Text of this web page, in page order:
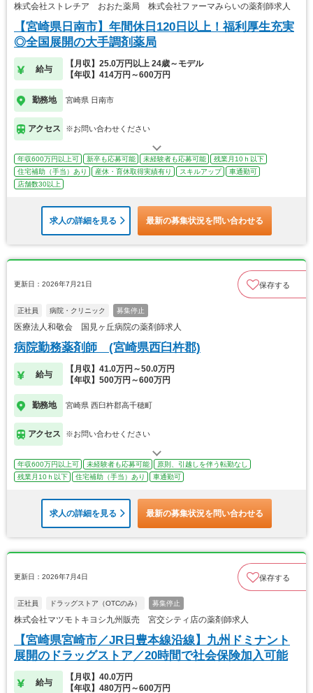
株式会社ストレチア おおた薬局 株式会社ファーマみらいの薬剤師求人
【宮崎県日南市】年間休日120日以上！福利厚生充実
◎全国展開の大手調剤薬局
給与
【月収】25.0万円以上 24歳～モデル
【年収】414万円～600万円
勤務地 宮崎県 日南市
アクセス ※お問い合わせください
年収600万円以上可 新卒も応募可能 未経験者も応募可能
残業月10ｈ以下
住宅補助（手当）あり
産休・育休取得実績有り スキルアップ
車通勤可
店舗数30以上
求人の詳細を見る 最新の募集状況を問い合わせる
更新日：2026年7月21日 保存する
正社員 病院・クリニック 募集停止
医療法人和敬会 国見ヶ丘病院の薬剤師求人
病院勤務薬剤師 (宮崎県西臼杵郡)
給与
【月収】41.0万円～50.0万円
【年収】500万円～600万円
勤務地 宮崎県 西臼杵郡高千穂町
アクセス ※お問い合わせください
年収600万円以上可 未経験者も応募可能
原則、引越しを伴う転勤なし
残業月10ｈ以下
住宅補助（手当）あり 車通勤可
求人の詳細を見る 最新の募集状況を問い合わせる
更新日：2026年7月4日 保存する
正社員 ドラッグストア（OTCのみ） 募集停止
株式会社マツモトキヨシ九州販売 宮交シティ店の薬剤師求人
【宮崎県宮崎市／JR日豊本線沿線】九州ドミナント
展開のドラッグストア／20時間で社会保険加入可能
給与
【月収】40.0万円
【年収】480万円～600万円